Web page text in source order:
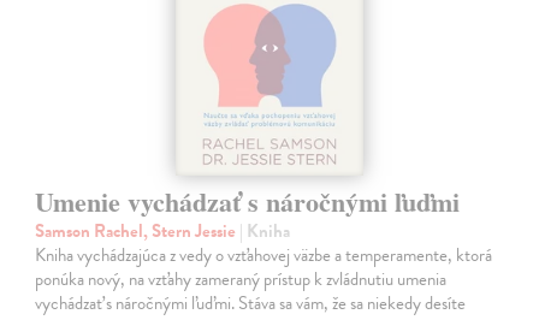
Umenie vychádzať s náročnými ľuďmi
Samson Rachel, Stern Jessie | Kniha
Kniha vychádzajúca z vedy o vzťahovej väzbe a temperamente, ktorá
ponúka nový, na vzťahy zameraný prístup k zvládnutiu umenia
vychádzať s náročnými ľuďmi. Stáva sa vám, že sa niekedy desíte